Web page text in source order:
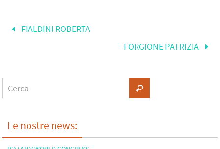
FIALDINI ROBERTA
FORGIONE PATRIZIA
Le nostre news: